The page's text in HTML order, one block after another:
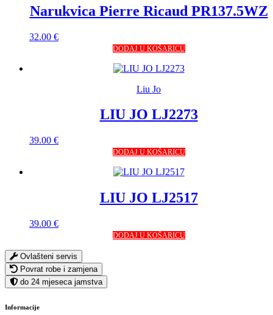
Narukvica Pierre Ricaud PR137.5WZ
32.00 €
DODAJ U KOŠARICU
Liu Jo
LIU JO LJ2273
39.00 €
DODAJ U KOŠARICU
LIU JO LJ2517
39.00 €
DODAJ U KOŠARICU
Ovlašteni servis
Povrat robe i zamjena
do 24 mjeseca jamstva
Informacije